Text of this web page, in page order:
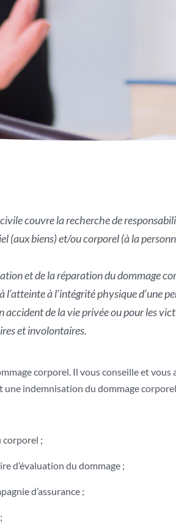
couvre la recherche de
(aux biens) et/ou corporel (à la
et de la réparation du dommage
l’atteinte à l’intégrité physique d’une
accident de la vie privée ou pour les
et involontaires.
corporel. Il vous conseille et vous
indemnisation du dommage
corporel ;
d’évaluation du dommage ;
d’assurance ;